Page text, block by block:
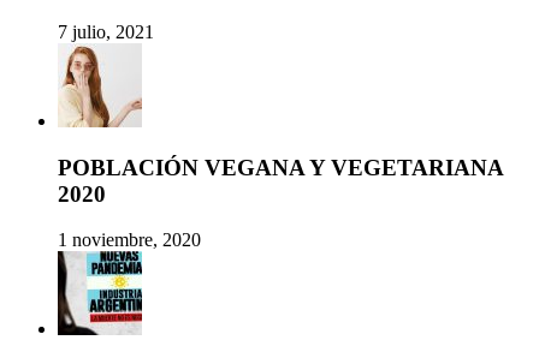
7 julio, 2021
POBLACIÓN VEGANA Y VEGETARIANA
2020
1 noviembre, 2020